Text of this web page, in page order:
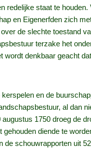
redelijke staat te
en Eigenerfden zich
de slechte toestand
terzake het
denkbaar geacht
en de
al dan
1750 droeg de
diende te
de schouwrapporten uit